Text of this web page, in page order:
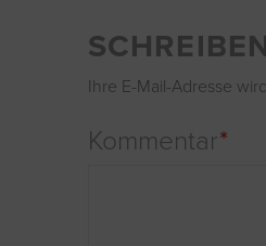
Ihre E-Mail-Adresse
Kommentar*